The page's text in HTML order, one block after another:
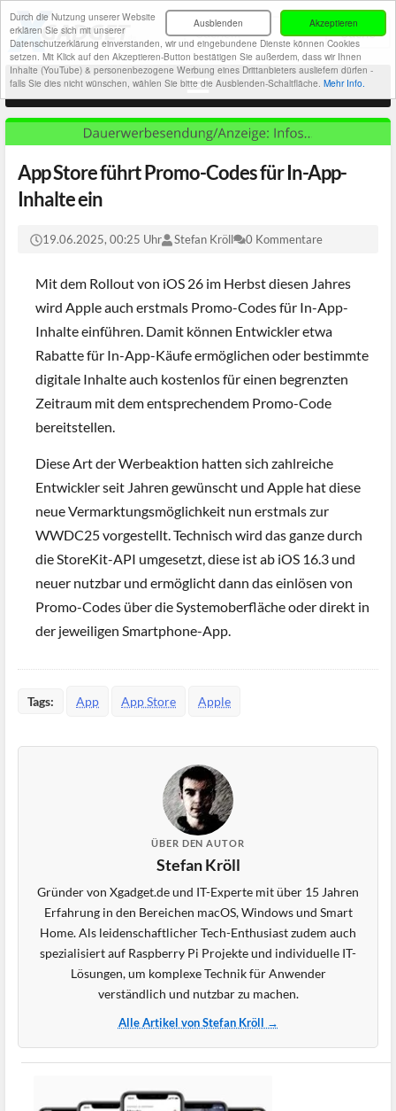
Akzeptieren
Ausblenden
Durch die Nutzung unserer Website
erklären Sie sich mit unserer
Datenschutzerklärung einverstanden, wir und eingebundene Dienste können Cookies
setzen. Mit Klick auf den Akzeptieren-Button bestätigen Sie außerdem, dass wir Ihnen
Inhalte (YouTube) & personenbezogene Werbung eines Drittanbieters ausliefern dürfen -
falls Sie dies nicht wünschen, wählen Sie bitte die Ausblenden-Schaltfläche. Mehr Info.
App Store führt Promo-Codes für In-App-
Inhalte ein
19.06.2025, 00:25 Uhr Stefan Kröll 0 Kommentare
Mit dem Rollout von iOS 26 im Herbst diesen Jahres
wird Apple auch erstmals Promo-Codes für In-App-
Inhalte einführen. Damit können Entwickler etwa
Rabatte für In-App-Käufe ermöglichen oder bestimmte
digitale Inhalte auch kostenlos für einen begrenzten
Zeitraum mit dem entsprechendem Promo-Code
bereitstellen.
Diese Art der Werbeaktion hatten sich zahlreiche
Entwickler seit Jahren gewünscht und Apple hat diese
neue Vermarktungsmöglichkeit nun erstmals zur
WWDC25 vorgestellt. Technisch wird das ganze durch
die StoreKit-API umgesetzt, diese ist ab iOS 16.3 und
neuer nutzbar und ermöglicht dann das einlösen von
Promo-Codes über die Systemoberfläche oder direkt in
der jeweiligen Smartphone-App.
Tags: App App Store Apple
ÜBER DEN AUTOR
Stefan Kröll
Gründer von Xgadget.de und IT-Experte mit über 15 Jahren
Erfahrung in den Bereichen macOS, Windows und Smart
Home. Als leidenschaftlicher Tech-Enthusiast zudem auch
spezialisiert auf Raspberry Pi Projekte und individuelle IT-
Lösungen, um komplexe Technik für Anwender
verständlich und nutzbar zu machen.
Alle Artikel von Stefan Kröll →